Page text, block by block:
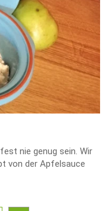
nie genug sein. Wir
von der Apfelsauce